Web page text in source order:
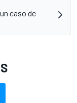
caso de